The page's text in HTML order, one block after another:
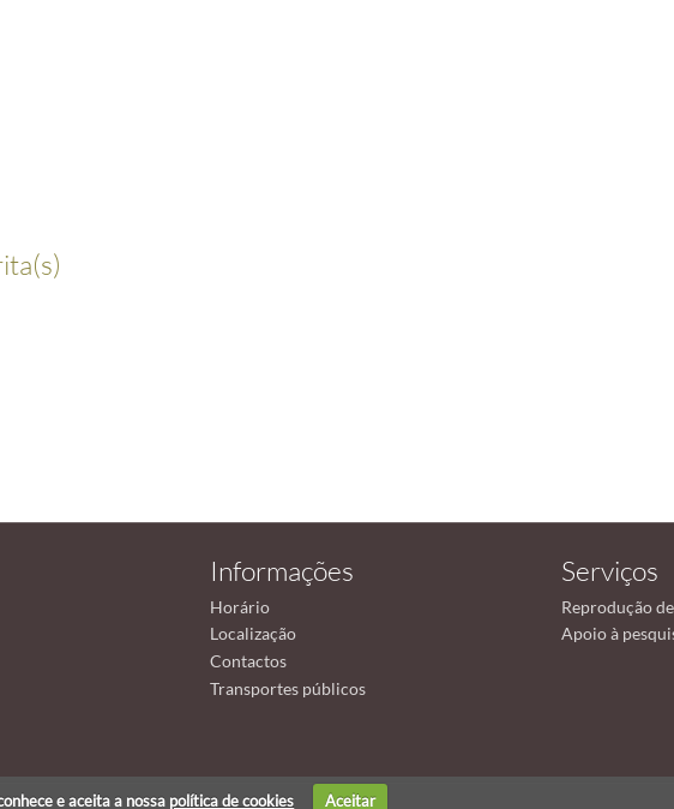
Informações
Horário
Localização
Contactos
Transportes públicos
Serviços
Reprodução
Apoio à
e aceita a nossa política de cookies Aceitar